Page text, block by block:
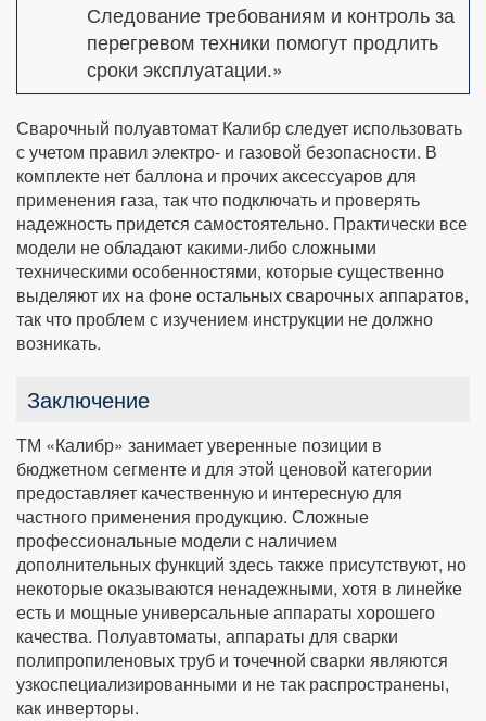
Следование требованиям и контроль за
перегревом техники помогут продлить
сроки эксплуатации.»
Сварочный полуавтомат Калибр следует использовать
с учетом правил электро- и газовой безопасности. В
комплекте нет баллона и прочих аксессуаров для
применения газа, так что подключать и проверять
надежность придется самостоятельно. Практически все
модели не обладают какими-либо сложными
техническими особенностями, которые существенно
выделяют их на фоне остальных сварочных аппаратов,
так что проблем с изучением инструкции не должно
возникать.
Заключение
ТМ «Калибр» занимает уверенные позиции в
бюджетном сегменте и для этой ценовой категории
предоставляет качественную и интересную для
частного применения продукцию. Сложные
профессиональные модели с наличием
дополнительных функций здесь также присутствуют, но
некоторые оказываются ненадежными, хотя в линейке
есть и мощные универсальные аппараты хорошего
качества. Полуавтоматы, аппараты для сварки
полипропиленовых труб и точечной сварки являются
узкоспециализированными и не так распространены,
как инверторы.